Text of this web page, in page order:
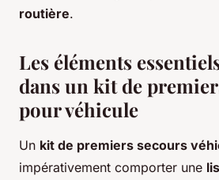
routière.
Les éléments
dans un kit de
pour véhicule
Un kit de premiers secours
impérativement comporter une